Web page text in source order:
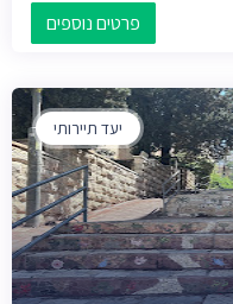
פרטים נוספים
יעד תיירותי